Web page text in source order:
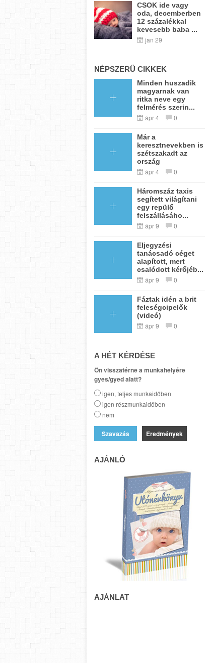
CSOK ide vagy
oda, decemberben
12 százalékkal
kevesebb baba ...
jan 29
NÉPSZERŰ CIKKEK
Minden huszadik
magyarnak van
ritka neve egy
felmérés szerin...
ápr 4 0
Már a
keresztnevekben is
szétszakadt az
ország
ápr 4 0
Háromszáz taxis
segített világítani
egy repülő
felszállásáho...
ápr 9 0
Eljegyzési
tanácsadó céget
alapított, mert
csalódott kérőjéb...
ápr 9 0
Fáztak idén a brit
feleségcipelők
(videó)
ápr 9 0
A HÉT KÉRDÉSE
Ön visszatérne a munkahelyére
gyes/gyed alatt?
igen, teljes munkaidőben
igen részmunkaidőben
nem
Eredmények
AJÁNLÓ
AJÁNLAT